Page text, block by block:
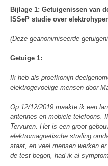
Bijlage 1: Getuigenissen van
ISSeP studie over
(Deze geanonimiseerde
Getuige 1:
Ik heb als proefkonijn
elektrogevoelige mensen door
Op 12/12/2019 maakte ik een
antennes en mobiele telefoons.
Tervuren. Het is een groot
elektromagnetische straling
staat, en veel mensen werken
de test begon, had ik al